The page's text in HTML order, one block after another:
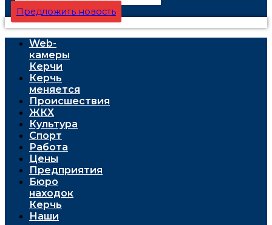
Предложить новость
Web-
камеры
Керчи
Керчь
меняется
Проиcшествия
ЖКХ
Культура
Спорт
Работа
Цены
Предприятия
Бюро
находок
Керчь
Наши